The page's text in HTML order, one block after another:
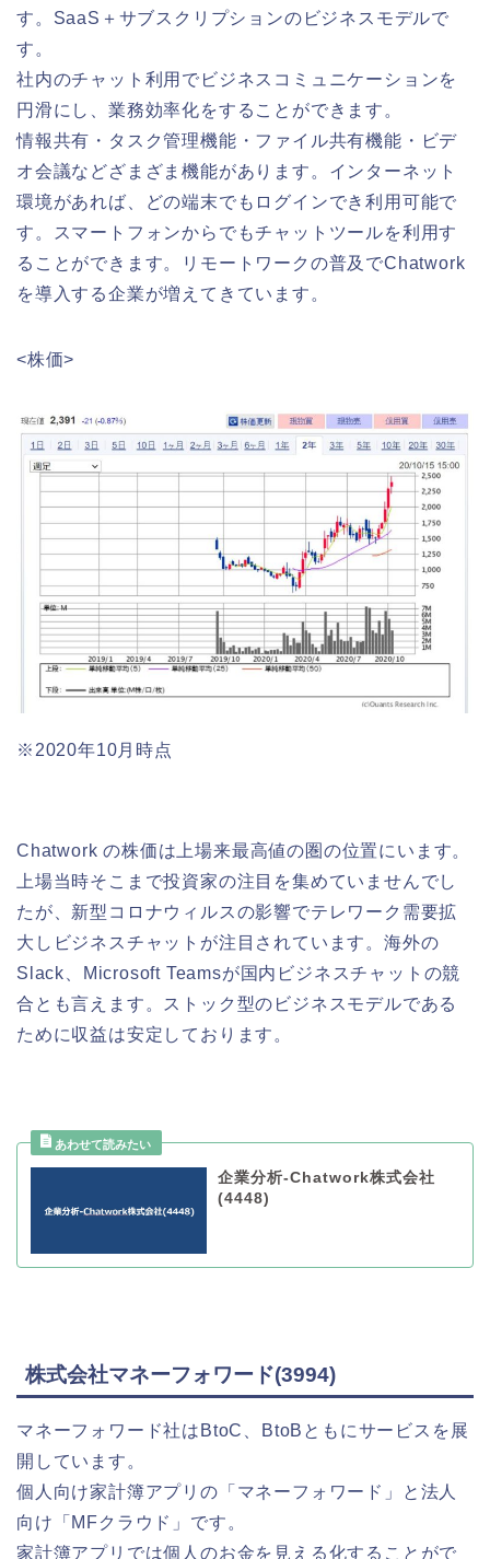
す。SaaS＋サブスクリプションのビジネスモデルで
す。
社内のチャット利用でビジネスコミュニケーションを
円滑にし、業務効率化をすることができます。
情報共有・タスク管理機能・ファイル共有機能・ビデ
オ会議などざまざま機能があります。インターネット
環境があれば、どの端末でもログインでき利用可能で
す。スマートフォンからでもチャットツールを利用す
ることができます。リモートワークの普及でChatwork
を導入する企業が増えてきています。
<株価>
※2020年10月時点
Chatwork の株価は上場来最高値の圏の位置にいます。
上場当時そこまで投資家の注目を集めていませんでし
たが、新型コロナウィルスの影響でテレワーク需要拡
大しビジネスチャットが注目されています。海外の
Slack、Microsoft Teamsが国内ビジネスチャットの競
合とも言えます。ストック型のビジネスモデルである
ために収益は安定しております。
企業分析-Chatwork株式会社
(4448)
株式会社マネーフォワード(3994)
マネーフォワード社はBtoC、BtoBともにサービスを展
開しています。
個人向け家計簿アプリの「マネーフォワード」と法人
向け「MFクラウド」です。
家計簿アプリでは個人のお金を見える化することがで